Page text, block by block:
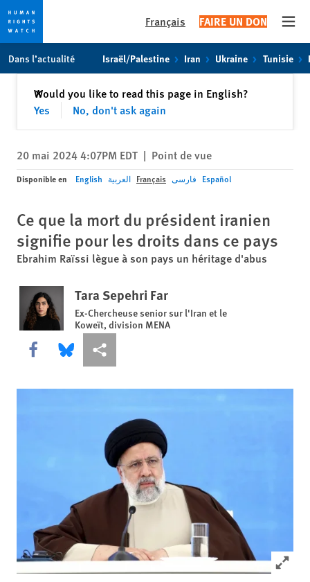
toto
content
Français FAIRE UN DON
Dans l’actualité Israël/Palestine Iran Ukraine Tunisie
Would you like to read this page in English?
Yes
No, don't ask again
✕Fermer
20 mai 2024 4:07PM EDT | Point de vue
Disponible en English العربية Français فارسی Español
Ce que la mort du président iranien
signifie pour les droits dans ce pays
Ebrahim Raïssi lègue à son pays un héritage d'abus
Tara Sepehri Far
Ex-Chercheuse senior sur l'Iran et le
Koweït, division MENA
Share this via Facebook
Share this via Bluesky
Share this via Partagez
Click to